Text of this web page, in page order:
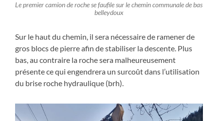
Le premier camion de roche se faufile sur le chemin communale de bas
belleydoux
Sur le haut du chemin, il sera nécessaire de ramener de
gros blocs de pierre afin de stabiliser la descente. Plus
bas, au contraire la roche sera malheureusement
présente ce qui engendrera un surcoût dans l’utilisation
du brise roche hydraulique (brh).